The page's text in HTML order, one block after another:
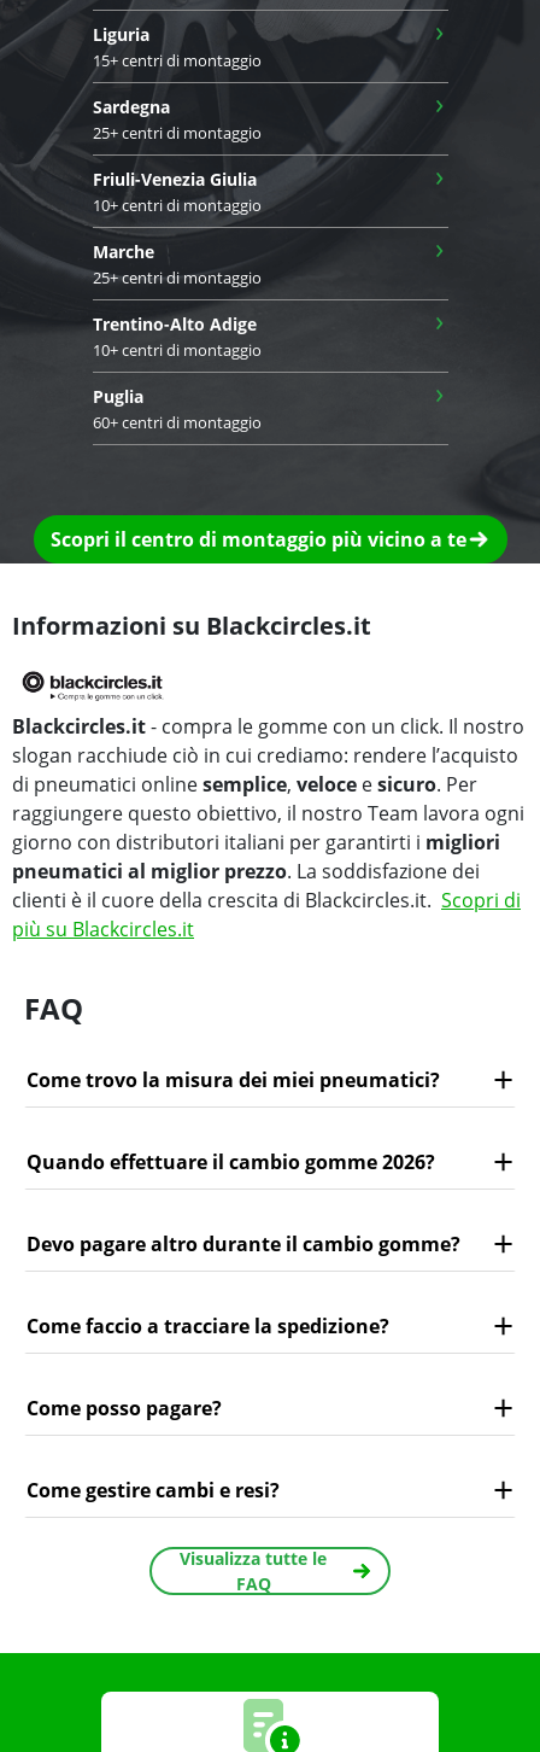
Liguria
15+ centri di montaggio
›
Sardegna
25+ centri di montaggio
›
Friuli-Venezia Giulia
10+ centri di montaggio
›
Marche
25+ centri di montaggio
›
Trentino-Alto Adige
10+ centri di montaggio
›
Puglia
60+ centri di montaggio
›
Scopri il centro di montaggio più vicino a te
Informazioni su Blackcircles.it
Blackcircles.it- compra le gomme con un click. Il nostro
slogan racchiude ciò in cui crediamo: rendere l’acquisto
di pneumatici onlinesemplice, veloce esicuro. Per
raggiungere questo obiettivo, il nostro Team lavora ogni
giorno con distributori italiani per garantirti i migliori
pneumatici al miglior prezzo. La soddisfazione dei
clienti è il cuore della crescita di Blackcircles.it. Scopri di
più su Blackcircles.it
FAQ
Come trovo la misura dei miei pneumatici?
Quando effettuare il cambio gomme 2026?
Devo pagare altro durante il cambio gomme?
Come faccio a tracciare la spedizione?
Come posso pagare?
Come gestire cambi e resi?
Visualizza tutte le
FAQ